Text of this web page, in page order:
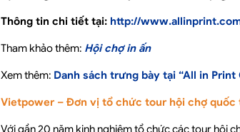
Thông tin chi tiết tại: http://
Tham khảo thêm: Hội chợ in ấn
Xem thêm: Danh sách trưng bày tại “All in Print
Vietpower – Đơn vị tổ chức tour hội chợ quốc
Với gần 20 năm kinh nghiệm tổ chức các tour hội